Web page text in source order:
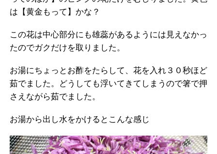
は【黄金もって】かな？
この花は中心部分にも雄蕊があるようには見えなかっ
たのでガクだけを取りました。
お湯にちょっとお酢をたらして、花を入れ３０秒ほど
茹でました。どうしても浮いてきてしまうので箸で押
さえながら茹でました。
お湯から出し水をかけるとこんな感じ